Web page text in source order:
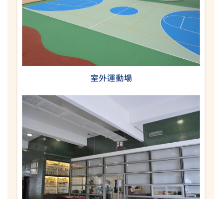
室外運動場